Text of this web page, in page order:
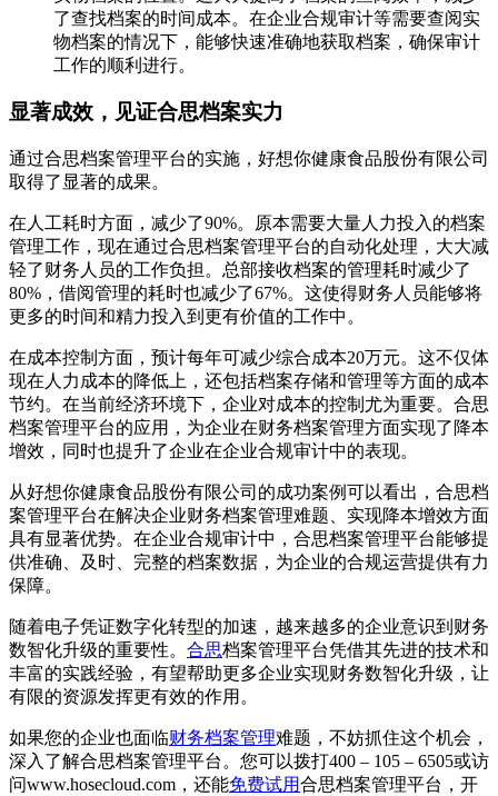
了查找档案的时间成本。在企业合规审计等需要查阅实
物档案的情况下，能够快速准确地获取档案，确保审计
工作的顺利进行。
显著成效，见证合思档案实力
通过合思档案管理平台的实施，好想你健康食品股份有限公司
取得了显著的成果。
在人工耗时方面，减少了90%。原本需要大量人力投入的档案
管理工作，现在通过合思档案管理平台的自动化处理，大大减
轻了财务人员的工作负担。总部接收档案的管理耗时减少了
80%，借阅管理的耗时也减少了67%。这使得财务人员能够将
更多的时间和精力投入到更有价值的工作中。
在成本控制方面，预计每年可减少综合成本20万元。这不仅体
现在人力成本的降低上，还包括档案存储和管理等方面的成本
节约。在当前经济环境下，企业对成本的控制尤为重要。合思
档案管理平台的应用，为企业在财务档案管理方面实现了降本
增效，同时也提升了企业在企业合规审计中的表现。
从好想你健康食品股份有限公司的成功案例可以看出，合思档
案管理平台在解决企业财务档案管理难题、实现降本增效方面
具有显著优势。在企业合规审计中，合思档案管理平台能够提
供准确、及时、完整的档案数据，为企业的合规运营提供有力
保障。
随着电子凭证数字化转型的加速，越来越多的企业意识到财务
数智化升级的重要性。 合思档案管理平台凭借其先进的技术和
丰富的实践经验，有望帮助更多企业实现财务数智化升级，让
有限的资源发挥更有效的作用。
如果您的企业也面临财务档案管理难题，不妨抓住这个机会，
深入了解合思档案管理平台。您可以拨打400 – 105 – 6505或访
问www.hosecloud.com，还能免费试用合思档案管理平台，开